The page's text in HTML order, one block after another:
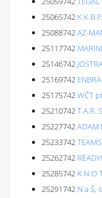
25065742
25088742AZ-
25117742
25146742
25169742
25175742WČT
25210742T.A.R.
25227742ADAM
25233742
25262742
25285742 K N O
25291742 N a Š,